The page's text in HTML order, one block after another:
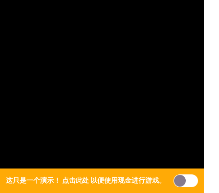
这只是一个演示！ 点击此处 以便使用现金进行游戏。